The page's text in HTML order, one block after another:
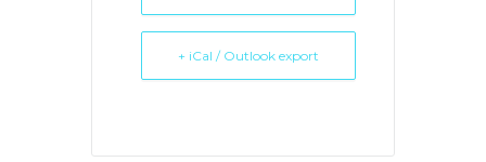
+ iCal / Outlook export